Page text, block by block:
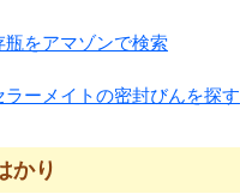
瓶をアマゾンで検索
ラーメイトの密封びんを探す
かり